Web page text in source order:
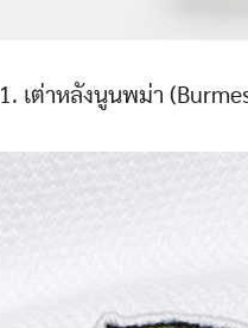
1. เต่าหลังนูนพม่า